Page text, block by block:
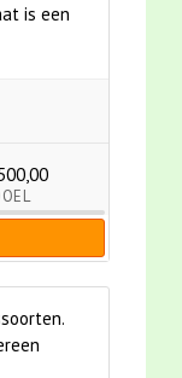
is een